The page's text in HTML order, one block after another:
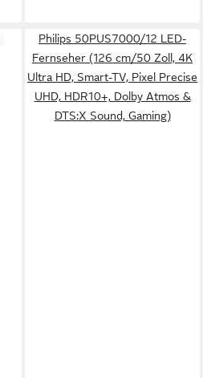
Philips 50PUS7000/12 LED-
Fernseher (126 cm/50 Zoll, 4K
Ultra HD, Smart-TV, Pixel Precise
UHD, HDR10+, Dolby Atmos &
DTS:X Sound, Gaming)